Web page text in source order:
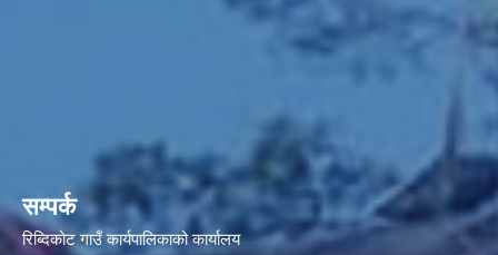
सम्पर्क
रिब्दिकोट गाउँ कार्यपालिकाको कार्यालय